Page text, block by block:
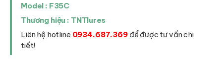
Model : F35C
Thương hiệu : TNTlures
Liên hệ hotline 0934.687.369để được tư vấn chi
tiết!